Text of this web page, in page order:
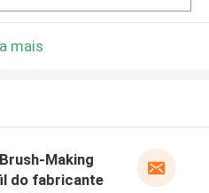
mais
Making
do fabricante